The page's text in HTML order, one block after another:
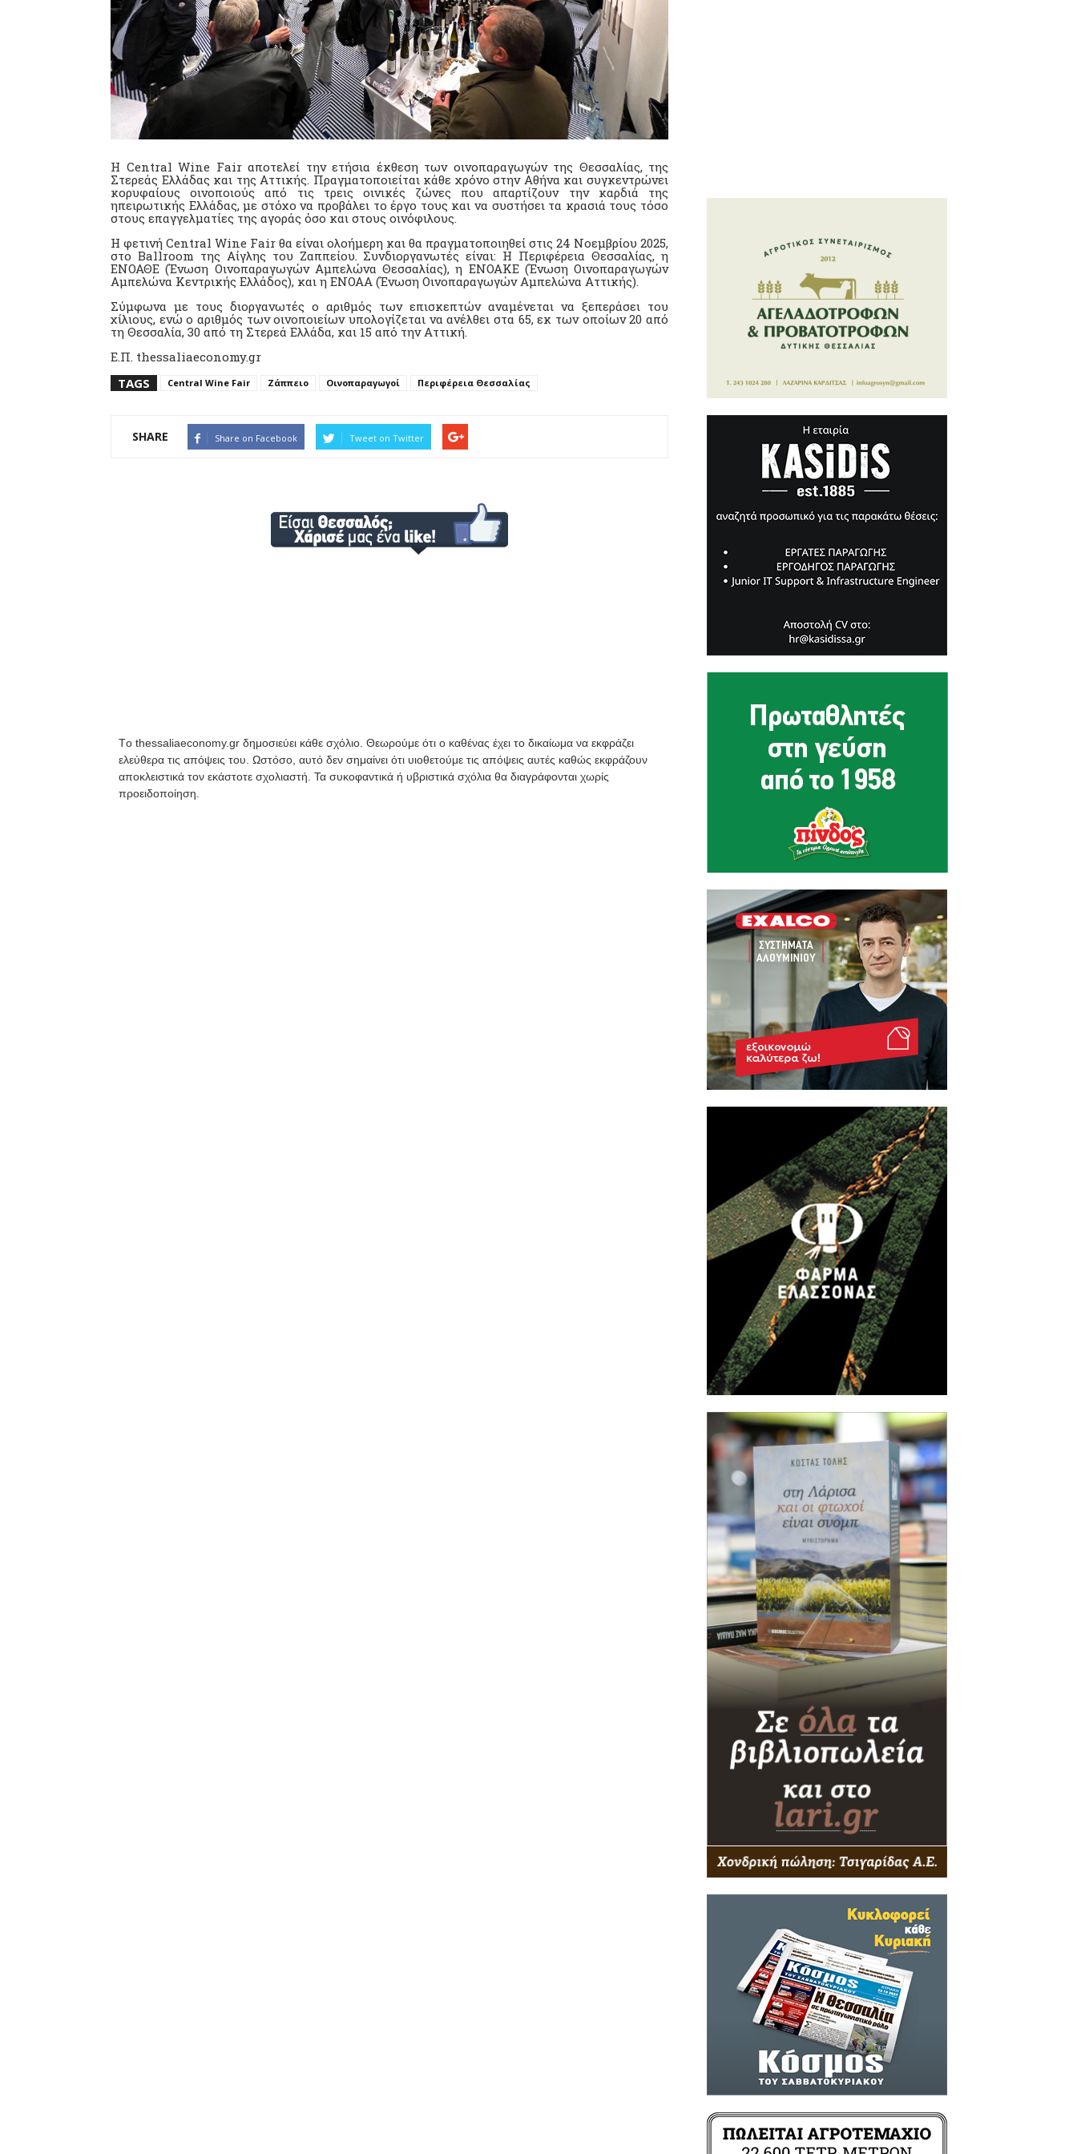
Η Central Wine Fair αποτελεί την ετήσια έκθεση των οινοπαραγωγών της Θεσσαλίας, της
Στερεάς Ελλάδας και της Αττικής. Πραγματοποιείται κάθε χρόνο στην Αθήνα και συγκεντρώνει
κορυφαίους οινοποιούς από τις τρεις οινικές ζώνες που απαρτίζουν την καρδιά της
ηπειρωτικής Ελλάδας, με στόχο να προβάλει το έργο τους και να συστήσει τα κρασιά τους τόσο
στους επαγγελματίες της αγοράς όσο και στους οινόφιλους.
Η φετινή Central Wine Fair θα είναι ολοήμερη και θα πραγματοποιηθεί στις 24 Νοεμβρίου 2025,
στο Ballroom της Αίγλης του Ζαππείου. Συνδιοργανωτές είναι: Η Περιφέρεια Θεσσαλίας, η
ΕΝΟΑΘΕ (Ένωση Οινοπαραγωγών Αμπελώνα Θεσσαλίας), η ΕΝΟΑΚΕ (Ένωση Οινοπαραγωγών
Αμπελώνα Κεντρικής Ελλάδος), και η ΕΝΟΑΑ (Ένωση Οινοπαραγωγών Αμπελώνα Αττικής).
Σύμφωνα με τους διοργανωτές ο αριθμός των επισκεπτών αναμένεται να ξεπεράσει του
χίλιους, ενώ ο αριθμός των οινοποιείων υπολογίζεται να ανέλθει στα 65, εκ των οποίων 20 από
τη Θεσσαλία, 30 από τη Στερεά Ελλάδα, και 15 από την Αττική.
Ε.Π. thessaliaeconomy.gr
TAGS
Central Wine Fair Ζάππειο Οινοπαραγωγοί Περιφέρεια Θεσσαλίας
SHARE Share on Facebook Tweet on Twitter
Tο thessaliaeconomy.gr δημοσιεύει κάθε σχόλιο. Θεωρούμε ότι ο καθένας έχει το δικαίωμα να εκφράζει
ελεύθερα τις απόψεις του. Ωστόσο, αυτό δεν σημαίνει ότι υιοθετούμε τις απόψεις αυτές καθώς εκφράζουν
αποκλειστικά τον εκάστοτε σχολιαστή. Τα συκοφαντικά ή υβριστικά σχόλια θα διαγράφονται χωρίς
προειδοποίηση.